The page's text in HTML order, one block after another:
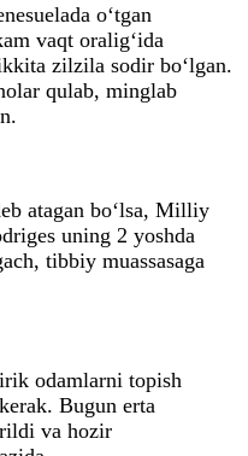
o‘tgan
vaqt oralig‘ida
zilzila sodir bo‘lgan.
qulab, minglab
atagan bo‘lsa, Milliy
uning 2 yoshda
tibbiy muassasaga
odamlarni topish
Bugun erta
va hozir